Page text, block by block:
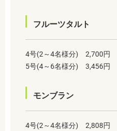
フルーツタルト
4号(2～4名様分) 2,700円
5号(4～6名様分) 3,456円
モンブラン
4号(2～4名様分) 2,808円